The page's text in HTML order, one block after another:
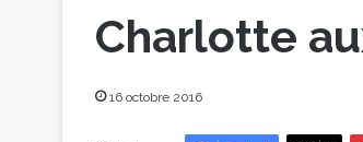
Charlotte
16 octobre 2016